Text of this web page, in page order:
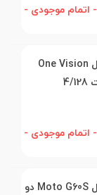
- اتمام موجودی -
گوشی موبایل موتورولا مدل One Vision
Plus دو سیم کارت ظرفیت 4/128
- اتمام موجودی -
گوشی موبایل موتورولا مدل Moto G60S دو